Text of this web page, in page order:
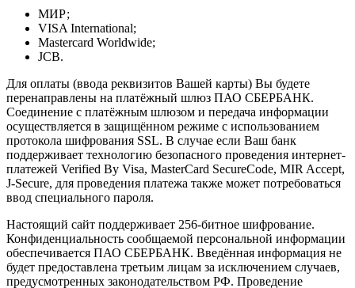
МИР;
VISA International;
Mastercard Worldwide;
JCB.
Для оплаты (ввода реквизитов Вашей карты) Вы будете
перенаправлены на платёжный шлюз ПАО СБЕРБАНК.
Соединение с платёжным шлюзом и передача информации
осуществляется в защищённом режиме с использованием
протокола шифрования SSL. В случае если Ваш банк
поддерживает технологию безопасного проведения интернет-
платежей Verified By Visa, MasterCard SecureCode, MIR Accept,
J-Secure, для проведения платежа также может потребоваться
ввод специального пароля.
Настоящий сайт поддерживает 256-битное шифрование.
Конфиденциальность сообщаемой персональной информации
обеспечивается ПАО СБЕРБАНК. Введённая информация не
будет предоставлена третьим лицам за исключением случаев,
предусмотренных законодательством РФ. Проведение